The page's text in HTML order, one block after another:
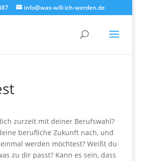
info@was-will-ich-werden.de
zurzeit mit deiner Berufswahl?
berufliche Zukunft nach, und
werden möchtest? Weißt du
zu dir passt? Kann es sein, dass